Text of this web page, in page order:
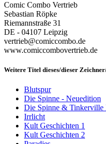
Comic Combo Vertrieb
Sebastian Röpke
Riemannstraße 31
DE - 04107 Leipzig
vertrieb@comiccombo.de
www.comiccombovertrieb.de
Weitere Titel dieses/dieser
Blutspur
Die Spinne - Neuedition
Die Spinne & Tinkerville
Irrlicht
Kult Geschichten 1
Kult Geschichten 2